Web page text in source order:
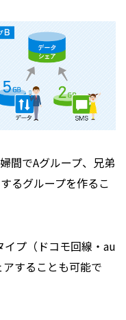
間でAグループ、兄弟
るグループを作るこ
プ（ドコモ回線・au
することも可能で